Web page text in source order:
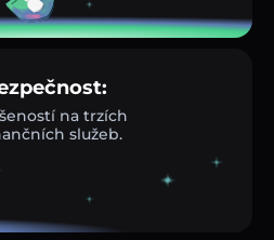
na trzích
služeb.